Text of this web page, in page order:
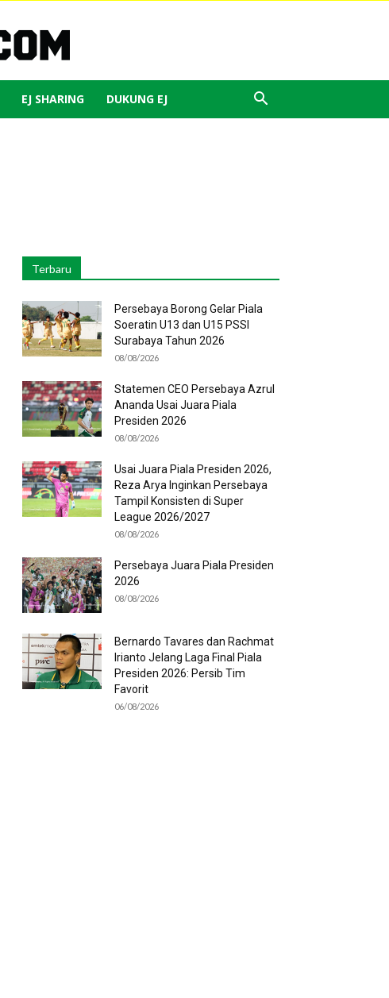
EJ SHARING DUKUNG EJ
Terbaru
Persebaya Borong Gelar Piala
Soeratin U13 dan U15 PSSI
Surabaya Tahun 2026
08/08/2026
Statemen CEO Persebaya Azrul
Ananda Usai Juara Piala
Presiden 2026
08/08/2026
Usai Juara Piala Presiden 2026,
Reza Arya Inginkan Persebaya
Tampil Konsisten di Super
League 2026/2027
08/08/2026
Persebaya Juara Piala Presiden
2026
08/08/2026
Bernardo Tavares dan Rachmat
Irianto Jelang Laga Final Piala
Presiden 2026: Persib Tim
Favorit
06/08/2026